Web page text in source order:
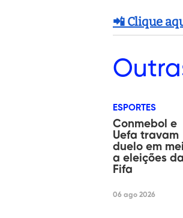
📲 Clique
ESPORTES
Conmebol e
Uefa travam
duelo em
a eleições da
Fifa
06 ago 2026